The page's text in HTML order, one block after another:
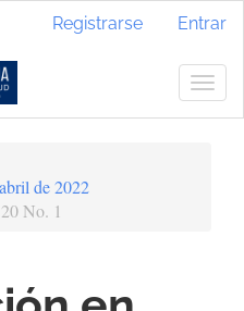
Registrarse Entrar
de 2022
No. 1